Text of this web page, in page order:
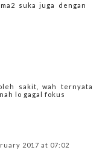
suka juga dengan
sakit, wah ternyata
lo gagal fokus
2017 at 07:02